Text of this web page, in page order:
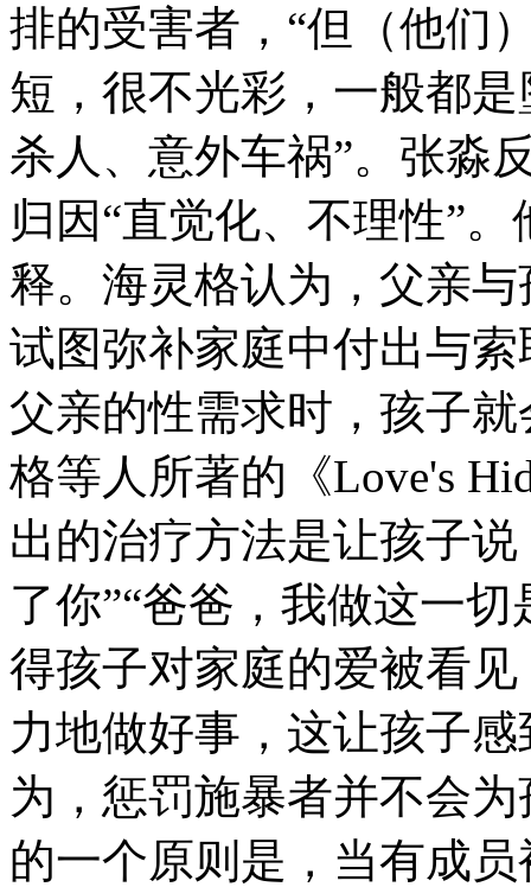
排的受害者，“但（他们
短，很不光彩，一般都
杀人、意外车祸”。张淼
归因“直觉化、不理性”
释。海灵格认为，父亲
试图弥补家庭中付出与
父亲的性需求时，孩子
格等人所著的《Love's
出的治疗方法是让孩子
了你”“爸爸，我做这一
得孩子对家庭的爱被看
力地做好事，这让孩子
为，惩罚施暴者并不会
的一个原则是，当有成